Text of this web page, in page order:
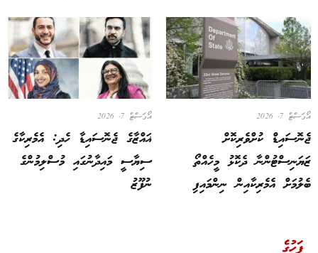
އޯގަސްޓް 7, 2026
ޖެނޮސައިޑް ކުށްވެރިކޮށް
ޒަޔަނިސްޓުންނާ ދެކޮޅު މީހެއްތޯ
ބެލުމަށް އެމެރިކާއިން ނިންމައިފި
އޯގަސްޓް 7, 2026
ޣައްޒާގެ ޖެނޮސައިޑާ ހެދި: އެމެރިކާގެ
ސިޔާސީ މައިދާނުގައި މުސްލިމުންގެ
ނުފޫޒު